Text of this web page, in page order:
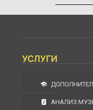
УСЛУГИ
АНАЛИЗ